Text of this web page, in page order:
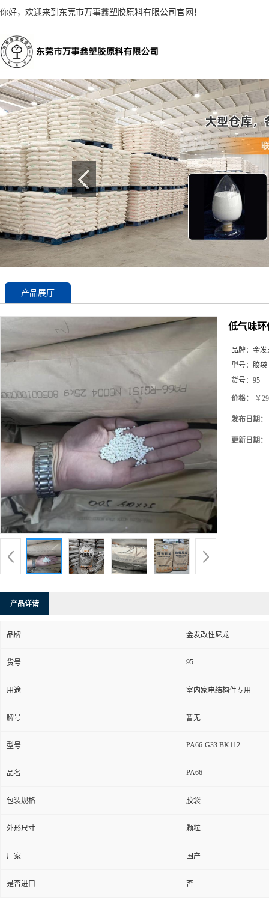
你好，欢迎来到东莞市万事鑫塑胶原料有限公司官网！
产品展厅
低气味环
品牌： 金发
型号： 胶袋
货号： 95
价格： ￥
发布日期：
更新日期：
产品详请
品牌 金发改性尼龙
货号 95
用途 室内家电结构件专用
牌号 暂无
型号 PA66-G33 BK112
品名 PA66
包装规格 胶袋
外形尺寸 颗粒
厂家 国产
是否进口 否